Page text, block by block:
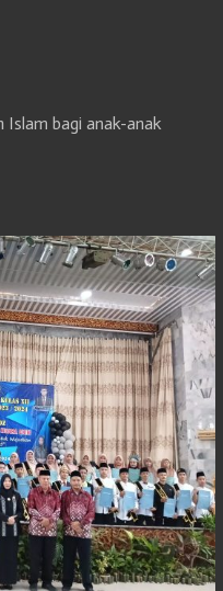
Islam bagi anak-anak